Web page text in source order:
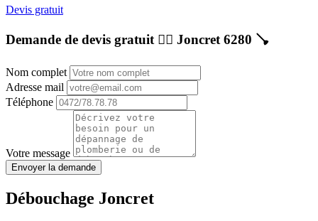
Devis gratuit
Demande de devis gratuit 👷‍♂️ Joncret 6280 🪠
Nom complet
Adresse mail
Téléphone
Votre message
Envoyer la demande
Débouchage Joncret